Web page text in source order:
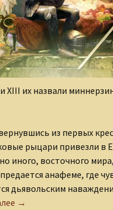
XIII их назвали
из первых
рыцари привезли в
иного, восточного
анафеме, где
дьявольским
Легенда о Тангейзере
→